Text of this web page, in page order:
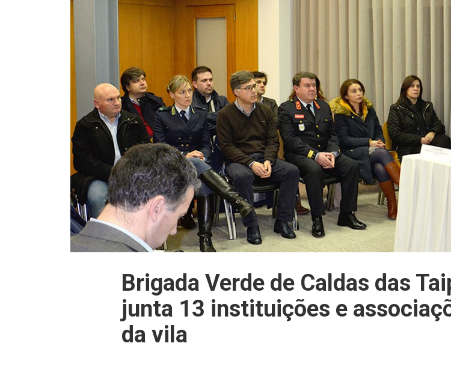
Brigada Verde de Caldas das
junta 13 instituições e
da vila